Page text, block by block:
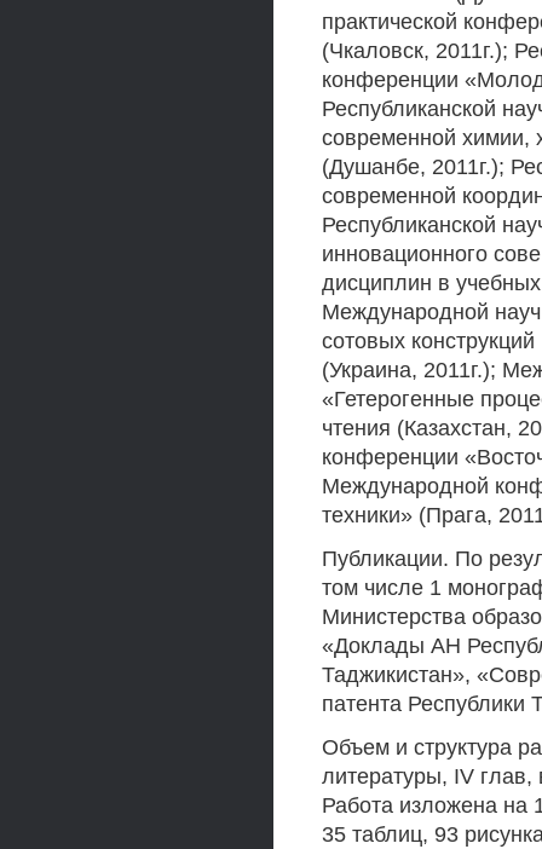
практической
(Чкаловск, 2011г.);
конференции
Республиканской
современной химии,
(Душанбе, 2011г.);
современной
Республиканской
инновационного
дисциплин в
Международной
сотовых
(Украина, 2011г.);
«Гетерогенные
чтения (Казахстан,
конференции
Международной
техники» (Прага,
Публикации. По
том числе 1
Министерства
«Доклады АН
Таджикистан»,
патента Республики
Объем и структура
литературы, IV
Работа изложена на
35 таблиц, 93